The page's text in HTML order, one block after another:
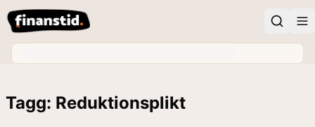
Tagg: Reduktionsplikt